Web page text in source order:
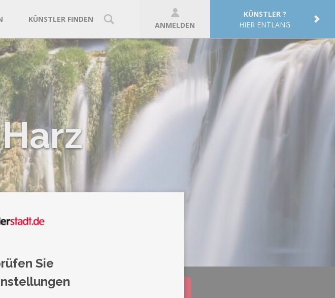
KÜNSTLER FINDEN
ANMELDEN
KÜNSTLER ?
HIER ENTLANG
Nachricht schreiben
Sie